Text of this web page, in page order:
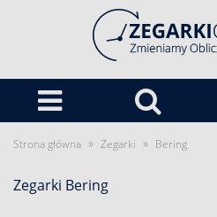
Strona główna » Zegarki » Bering
Zegarki Bering